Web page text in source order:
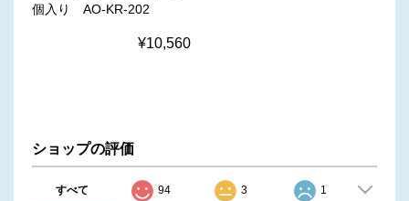
個入り AO-KR-202
¥10,560
ショップの評価
すべて 94 3 1